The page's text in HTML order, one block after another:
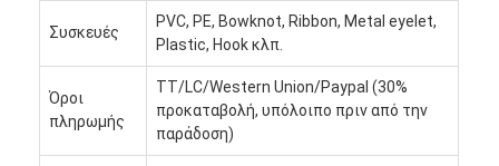
Επισκέψεις στο εργοστάσιο
Ποιοτικός έλεγχος
Επικοινωνήστε μαζί μας
Συσκευές
PVC, PE, Bowknot, Ribbon, Metal eyelet,
Plastic, Hook κλπ.
Όροι
πληρωμής
TT/LC/Western Union/Paypal (30%
προκαταβολή, υπόλοιπο πριν από την
παράδοση)